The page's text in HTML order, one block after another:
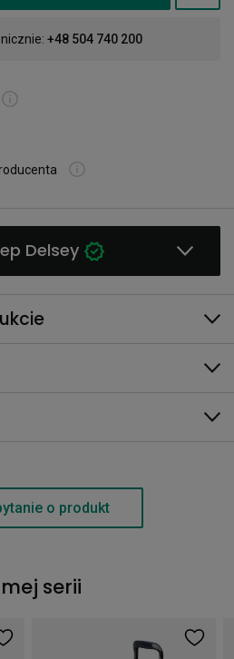
+48 504 740 200
Delsey
o produkt
serii